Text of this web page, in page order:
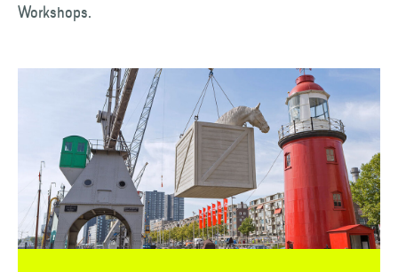
Workshops.